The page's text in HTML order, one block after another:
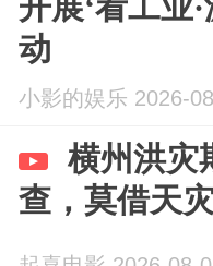
动
小影的娱乐 2026-
横州洪灾
查，莫借天